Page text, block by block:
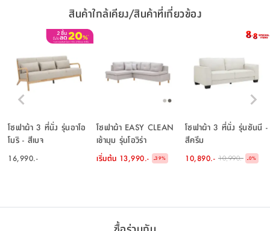
สินค้าใกล้เคียง/สินค้าที่เกี่ยวข้อง
โซฟาผ้า 3 ที่นั่ง รุ่นอาโอ
โมริ - สีเบจ
16,990.-
โซฟาผ้า EASY CLEAN
เข้ามุม รุ่นโอวิร่า
เริ่มต้น 13,990.- -39%
โซฟาผ้า 3 ที่นั่ง รุ่นซันนี -
สีครีม
10,890.- 10,990.- -0%